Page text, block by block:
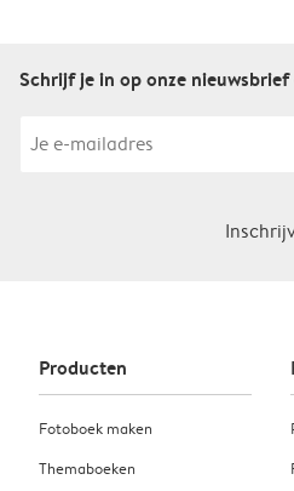
Schrijf je in op onze
Producten
Fotoboek maken
Themaboeken